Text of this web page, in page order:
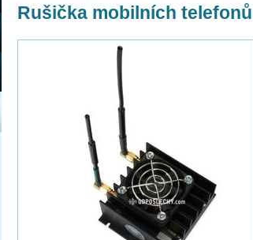
Rušička mobilních